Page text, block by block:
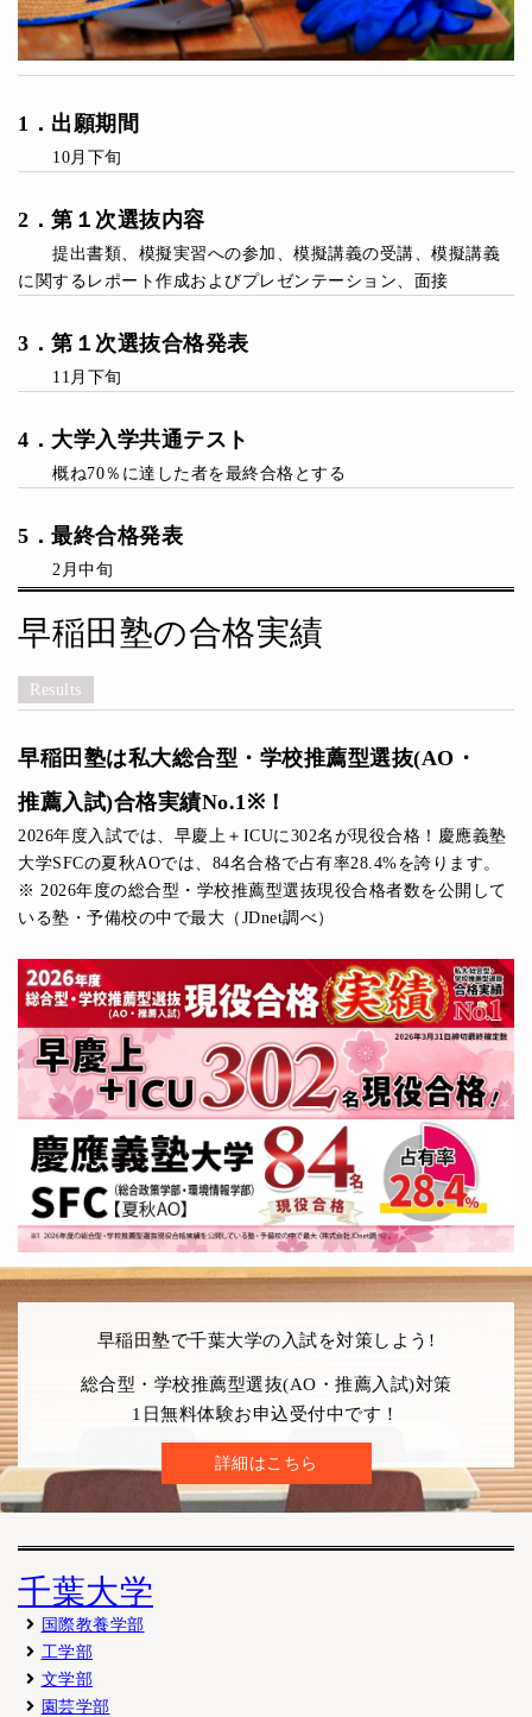
1 ． 出願期間
10月下旬
2 ．第１次選抜内容
提出書類、模擬実習への参加、模擬講義の受講、模擬講義
に関するレポート作成およびプレゼンテーション、面接
3 ．第１次選抜合格発表
11月下旬
4 ． 大学入学共通テスト
概ね70％に達した者を最終合格とする
5 ． 最終合格発表
2月中旬
早稲田塾の合格実績
Results
早稲田塾は私大総合型・学校推薦型選抜(AO・
推薦入試)合格実績No.1※！
2026年度入試では、早慶上＋ICUに302名が現役合格！慶應義塾
大学SFCの夏秋AOでは、84名合格で占有率28.4%を誇ります。
※ 2026年度の総合型・学校推薦型選抜現役合格者数を公開して
いる塾・予備校の中で最大（JDnet調べ）
早稲田塾で千葉大学の入試を対策しよう!
総合型・学校推薦型選抜(AO・推薦入試)対策
1日無料体験お申込受付中です！
詳細はこちら
千葉大学
国際教養学部
工学部
文学部
園芸学部